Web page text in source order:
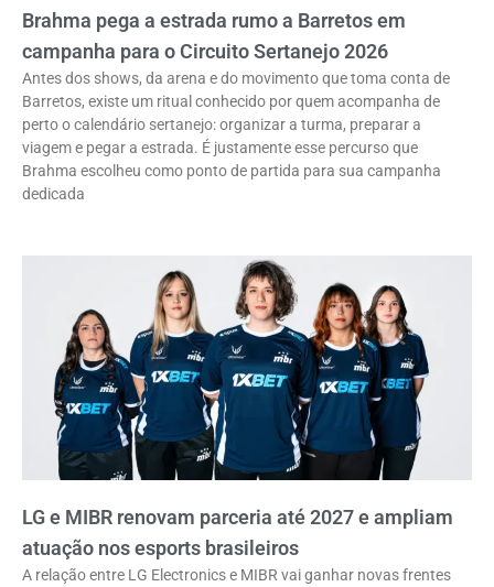
Brahma pega a estrada rumo a Barretos em
campanha para o Circuito Sertanejo 2026
Antes dos shows, da arena e do movimento que toma conta de
Barretos, existe um ritual conhecido por quem acompanha de
perto o calendário sertanejo: organizar a turma, preparar a
viagem e pegar a estrada. É justamente esse percurso que
Brahma escolheu como ponto de partida para sua campanha
dedicada
LG e MIBR renovam parceria até 2027 e ampliam
atuação nos esports brasileiros
A relação entre LG Electronics e MIBR vai ganhar novas frentes